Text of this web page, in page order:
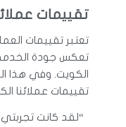
تقييمات
تعتبر تقييمات
تعكس جودة
الكويت. وفي هذا
تقييمات عملائنا
“لقد كانت